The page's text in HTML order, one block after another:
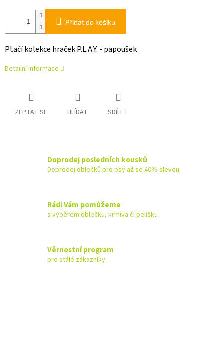
Přidat do košíku
Ptačí kolekce hraček P.L.A.Y. - papoušek
Detailní informace
ZEPTAT SE HLÍDAT SDÍLET
Doprodej posledních kousků
Doprodej oblečků pro psy až se 40% slevou
Rádi Vám pomůžeme
s výběrem oblečku, krmiva či pelíšku
Věrnostní program
pro stálé zákazníky